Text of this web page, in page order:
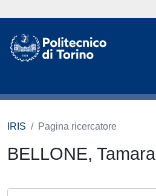
IRIS Pagina ricercatore
BELLONE, Tamara